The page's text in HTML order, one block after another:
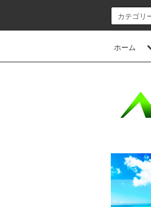
ホーム